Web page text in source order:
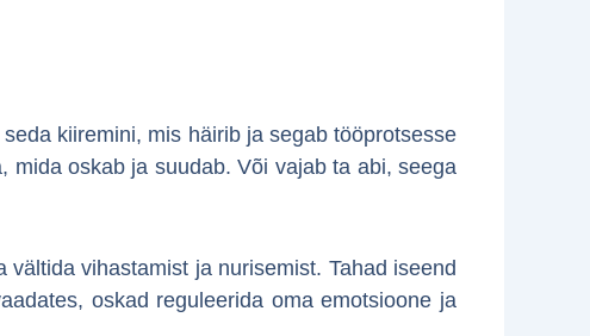
kiiremini, mis häirib ja segab tööprotsesse
mida oskab ja suudab. Või vajab ta abi, seega
vihastamist ja nurisemist. Tahad iseend
oskad reguleerida oma emotsioone ja